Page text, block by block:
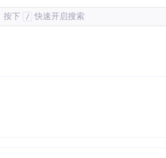
按下 / 快速开启搜索